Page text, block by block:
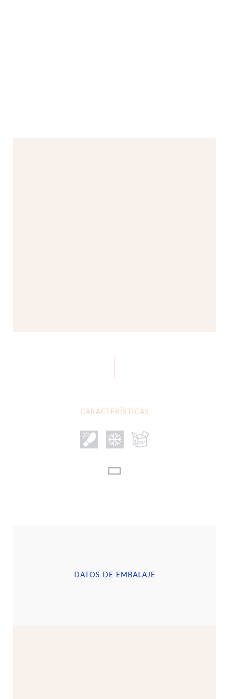
CARACTERÍSTICAS
DATOS DE EMBALAJE